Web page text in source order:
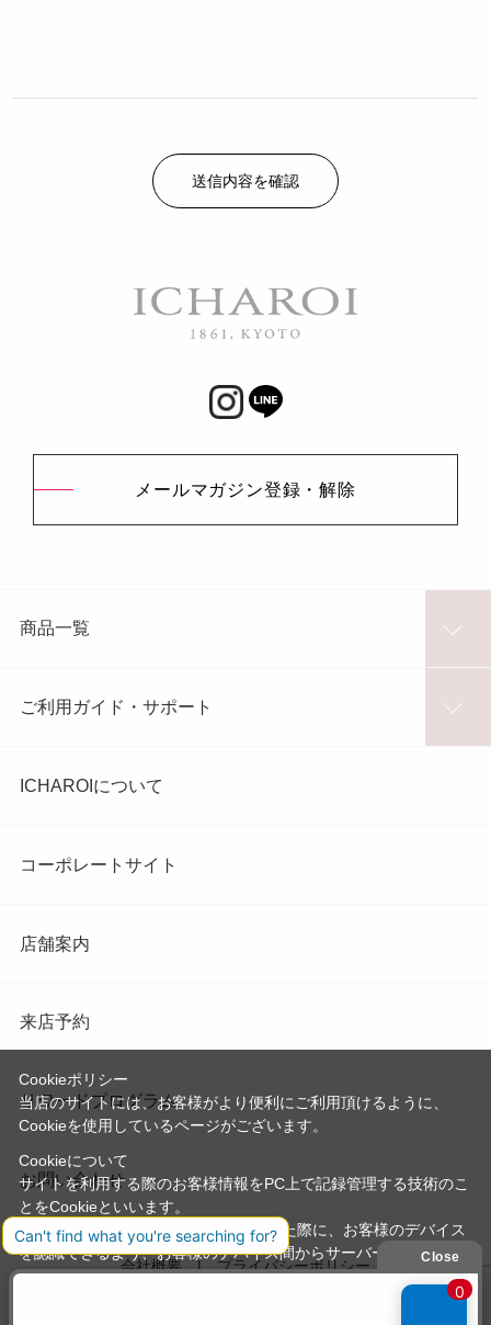
メールマガジン登録・解除
商品一覧
ご利用ガイド・サポート
ICHAROIについて
コーポレートサイト
店舗案内
来店予約
リワードプログラム
お問い合わせ
会社概要 プライバシーポリシー
Cookieポリシー
当店のサイトには、お客様がより便利にご利用頂けるように、
Cookieを使用しているページがございます。
Cookieについて
サイトを利用する際のお客様情報をPC上で記録管理する技術のこ
とをCookieといいます。
Cookieはお客様がサイトを再訪問された際に、お客様のデバイス
を認識できるよう、お客様のデバイス間からサーバーへ送り返さ
れます。
なお、Cookieに保存されている情報のみで、お客様個人を特定す